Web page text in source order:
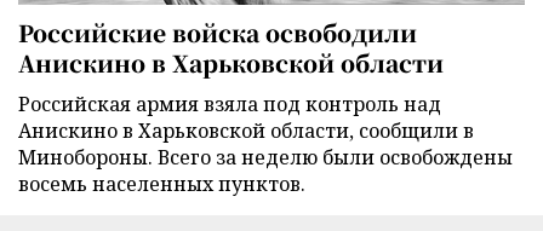
Российские войска освободили
Анискино в Харьковской области
Российская армия взяла под контроль над
Анискино в Харьковской области, сообщили в
Минобороны. Всего за неделю были освобождены
восемь населенных пунктов.